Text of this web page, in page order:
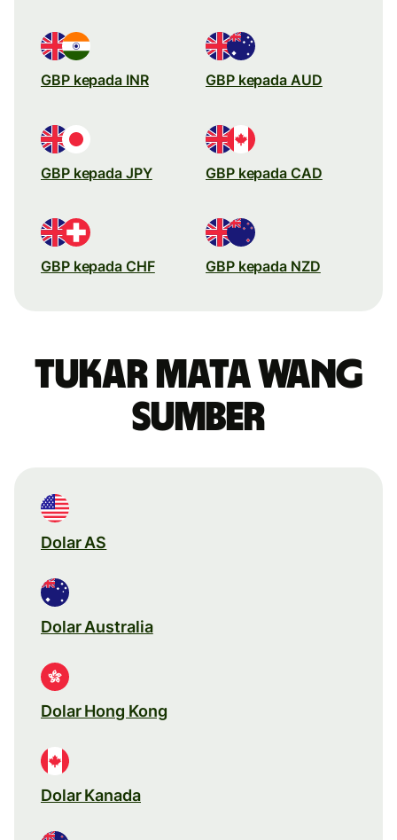
GBP kepada INR GBP kepada AUD
GBP kepada JPY GBP kepada CAD
GBP kepada CHF GBP kepada NZD
Tukar mata wang
sumber
Dolar AS
Dolar Australia
Dolar Hong Kong
Dolar Kanada